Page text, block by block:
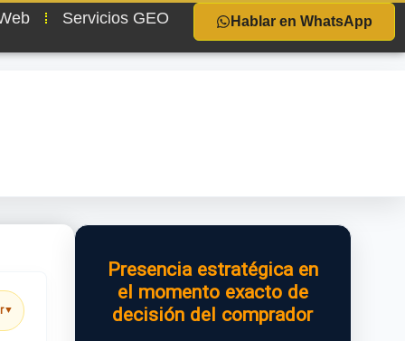
Servicios GEO Hablar en WhatsApp
▼
Presencia estratégica en
el momento exacto de
decisión del comprador